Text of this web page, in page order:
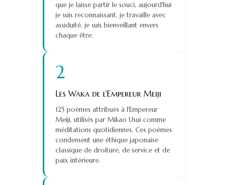
que je laisse partir le souci, aujourd'hui
je suis reconnaissant, je travaille avec
assiduité, je suis bienveillant envers
chaque être.
2
Les Waka de l'Empereur Meiji
125 poèmes attribués à l'Empereur
Meiji, utilisés par Mikao Usui comme
méditations quotidiennes. Ces poèmes
condensent une éthique japonaise
classique de droiture, de service et de
paix intérieure.